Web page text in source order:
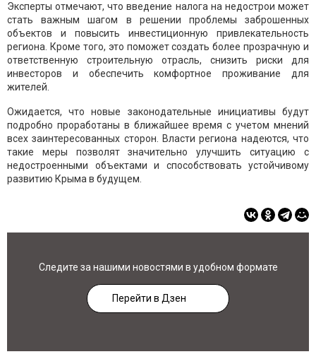
Эксперты отмечают, что введение налога на недострои может
стать важным шагом в решении проблемы заброшенных
объектов и повысить инвестиционную привлекательность
региона. Кроме того, это поможет создать более прозрачную и
ответственную строительную отрасль, снизить риски для
инвесторов и обеспечить комфортное проживание для
жителей.
Ожидается, что новые законодательные инициативы будут
подробно проработаны в ближайшее время с учетом мнений
всех заинтересованных сторон. Власти региона надеются, что
такие меры позволят значительно улучшить ситуацию с
недостроенными объектами и способствовать устойчивому
развитию Крыма в будущем.
Следите за нашими новостями в удобном формате
Перейти в Дзен